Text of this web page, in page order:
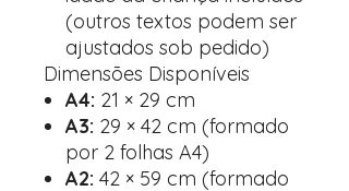
(outros textos podem ser
ajustados sob pedido)
Dimensões Disponíveis
A4: 21 × 29 cm
A3: 29 × 42 cm (formado
por 2 folhas A4)
A2: 42 × 59 cm (formado